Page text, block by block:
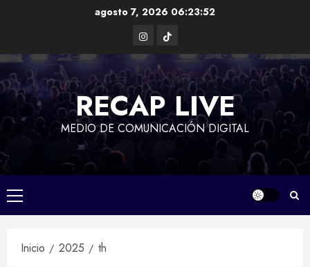
agosto 7, 2026 06:23:53
Instagram
TikTok
RECAP LIVE
MEDIO DE COMUNICACIÓN DIGITAL
Menú
principal
Inicio 2025 th